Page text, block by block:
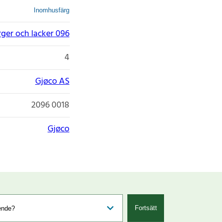
Inomhusfärg
och lacker 096
4
Gjøco AS
2096 0018
Gjøco
Fortsätt